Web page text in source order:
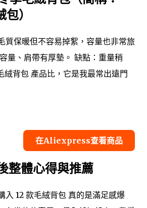
）
質保暖但不容易掉絮，容量也非常旅
量、肩帶有厚墊。 缺點：重量稍
絨背包 產品比，它是我最常出遠門
在Aliexpress查看商品
整體心得與推薦
入 12 款毛絨背包 真的是滿足感爆